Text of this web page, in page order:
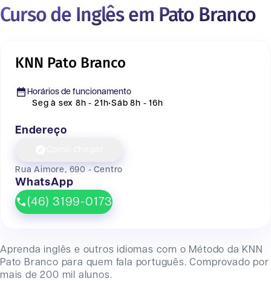
Curso de Inglês em Pato Branco
Aprenda inglês e outros idiomas com o Método da KNN
Pato Branco para quem fala português. Comprovado por
mais de 200 mil alunos.
KNN Pato Branco
Horários de funcionamento
Seg à sex 8h - 21h•Sáb 8h - 16h
Endereço
Rua Aimore, 690 - Centro
WhatsApp
(46) 3199-0173